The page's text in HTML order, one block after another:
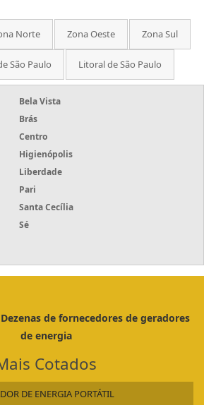
Norte Zona Oeste Zona Sul
São Paulo Litoral de São Paulo
Bela Vista
Brás
Centro
Higienópolis
Liberdade
Pari
Santa Cecília
Sé
de fornecedores de geradores
de energia
Cotados
DE ENERGIA PORTÁTIL